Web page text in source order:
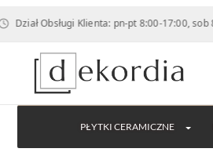
Klienta: pn-pt 8:00-17:00, sob 8:00-14:00
PŁYTKI CERAMICZNE